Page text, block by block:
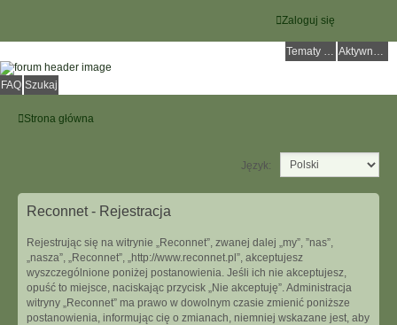
Zaloguj się
Tematy bez odpowiedzi Aktywne tematy
FAQ Szukaj
Strona główna
Język:
Reconnet - Rejestracja
Rejestrując się na witrynie „Reconnet”, zwanej dalej „my”, ”nas”,
„nasza”, „Reconnet”, „http://www.reconnet.pl”, akceptujesz
wyszczególnione poniżej postanowienia. Jeśli ich nie akceptujesz,
opuść to miejsce, naciskając przycisk „Nie akceptuję”. Administracja
witryny „Reconnet” ma prawo w dowolnym czasie zmienić poniższe
postanowienia, informując cię o zmianach, niemniej wskazane jest, aby